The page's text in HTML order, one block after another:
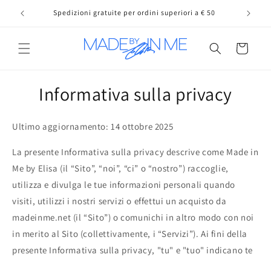
direttamenteSpedizioni gratuite per ordini superiori a € 50
Carrello
Informativa sulla privacy
Ultimo aggiornamento: 14 ottobre 2025
La presente Informativa sulla privacy descrive come Made in
Me by Elisa (il “Sito”, “noi”, “ci” o “nostro”) raccoglie,
utilizza e divulga le tue informazioni personali quando
visiti, utilizzi i nostri servizi o effettui un acquisto da
madeinme.net (il “Sito”) o comunichi in altro modo con noi
in merito al Sito (collettivamente, i “Servizi”). Ai fini della
presente Informativa sulla privacy, "tu" e "tuo" indicano te